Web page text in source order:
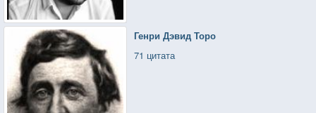
Генри Дэвид Торо
71 цитата